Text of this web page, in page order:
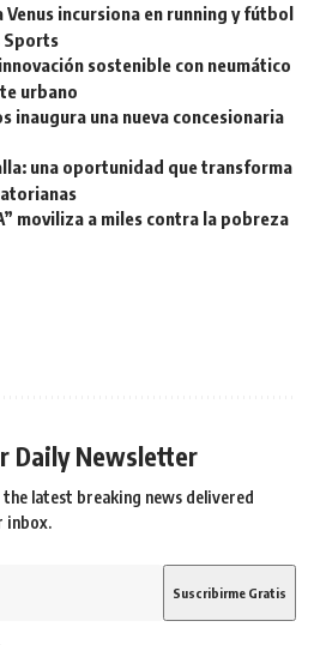
Venus incursiona en running y fútbol
Sports
sostenible con neumático
urbano
inaugura una nueva concesionaria
una oportunidad que transforma
moviliza a miles contra la pobreza
Daily Newsletter
the latest breaking news delivered
inbox.